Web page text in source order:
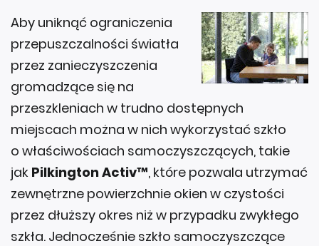
Aby uniknąć ograniczenia
przepuszczalności światła
przez zanieczyszczenia
gromadzące się na
przeszkleniach w trudno dostępnych
miejscach można w nich wykorzystać szkło
o właściwościach samoczyszczących, takie
jak Pilkington Activ™, które pozwala utrzymać
zewnętrzne powierzchnie okien w czystości
przez dłuższy okres niż w przypadku zwykłego
szkła. Jednocześnie szkło samoczyszczące